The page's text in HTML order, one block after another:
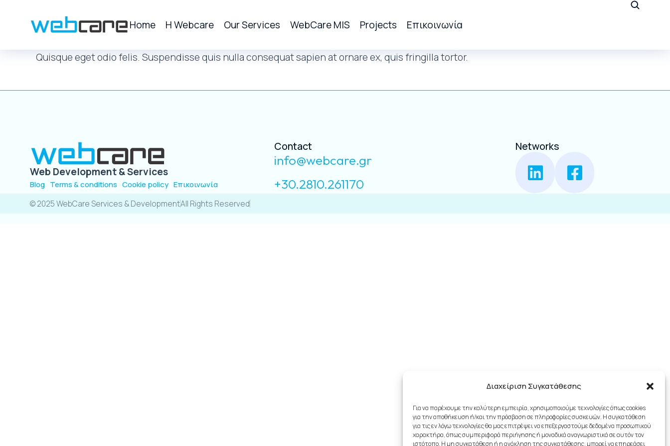
Διαχείριση Συγκατάθεσης
Για να παρέχουμε την καλύτερη εμπειρία, χρησιμοποιούμε τεχνολογίες όπως cookies
για την αποθήκευση ή/και την πρόσβαση σε πληροφορίες συσκευών. Η συγκατάθεση
για τις εν λόγω τεχνολογίες θα μας επιτρέψει να επεξεργαστούμε δεδομένα προσωπικού
χαρακτήρα, όπως συμπεριφορά περιήγησης ή μοναδικά αναγνωριστικά σε αυτόν τον
ιστότοπο. Η μη συγκατάθεση ή η ανάκληση της συγκατάθεσης, μπορεί να επηρεάσει
Home H Webcare Our Services WebCare MIS Projects Επικοινωνία
Quisque eget odio felis. Suspendisse quis nulla consequat sapien at ornare ex, quis fringilla tortor.
Web Development & Services
Blog Terms & conditions Cookie policy Επικοινωνία
Contact
info@webcare.gr
+30.2810.261170
Networks
© 2025 WebCare Services & DevelopmentAll Rights Reserved